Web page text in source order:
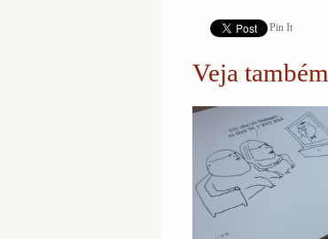
Pin It
Veja também